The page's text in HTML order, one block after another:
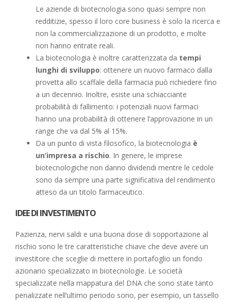
Le aziende di biotecnologia sono quasi sempre non
redditizie, spesso il loro core business è solo la ricerca e
non la commercializzazione di un prodotto, e molte
non hanno entrate reali.
La biotecnologia è inoltre caratterizzata da tempi
lunghi di sviluppo: ottenere un nuovo farmaco dalla
provetta allo scaffale della farmacia può richiedere fino
a un decennio. Inoltre, esiste una schiacciante
probabilità di fallimento: i potenziali nuovi farmaci
hanno una probabilità di ottenere l’approvazione in un
range che va dal 5% al 15%.
Da un punto di vista filosofico, la biotecnologia è
un’impresa a rischio. In genere, le imprese
biotecnologiche non danno dividendi mentre le cedole
sono da sempre una parte significativa del rendimento
atteso da un titolo farmaceutico.
IDEE DI INVESTIMENTO
Pazienza, nervi saldi e una buona dose di sopportazione al
rischio sono le tre caratteristiche chiave che deve avere un
investitore che sceglie di mettere in portafoglio un fondo
azionario specializzato in biotecnologie. Le società
specializzate nella mappatura del DNA che sono state tanto
penalizzate nell’ultimo periodo sono, per esempio, un tassello